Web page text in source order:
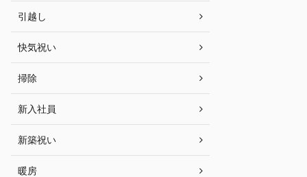
引越し
快気祝い
掃除
新入社員
新築祝い
暖房